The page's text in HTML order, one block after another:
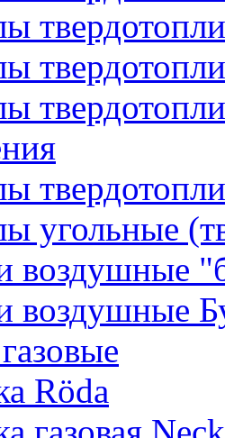
угольные
воздушные
воздушные
Rӧda